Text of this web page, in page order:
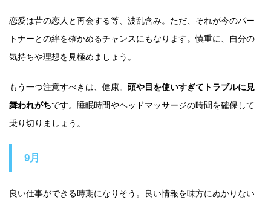
恋愛は昔の恋人と再会する等、波乱含み。ただ、それが今のパー
トナーとの絆を確かめるチャンスにもなります。慎重に、自分の
気持ちや理想を見極めましょう。
もう一つ注意すべきは、健康。 頭や目を使いすぎてトラブルに見
舞われがちです。睡眠時間やヘッドマッサージの時間を確保して
乗り切りましょう。
9月
良い仕事ができる時期になりそう。良い情報を味方にぬかりない